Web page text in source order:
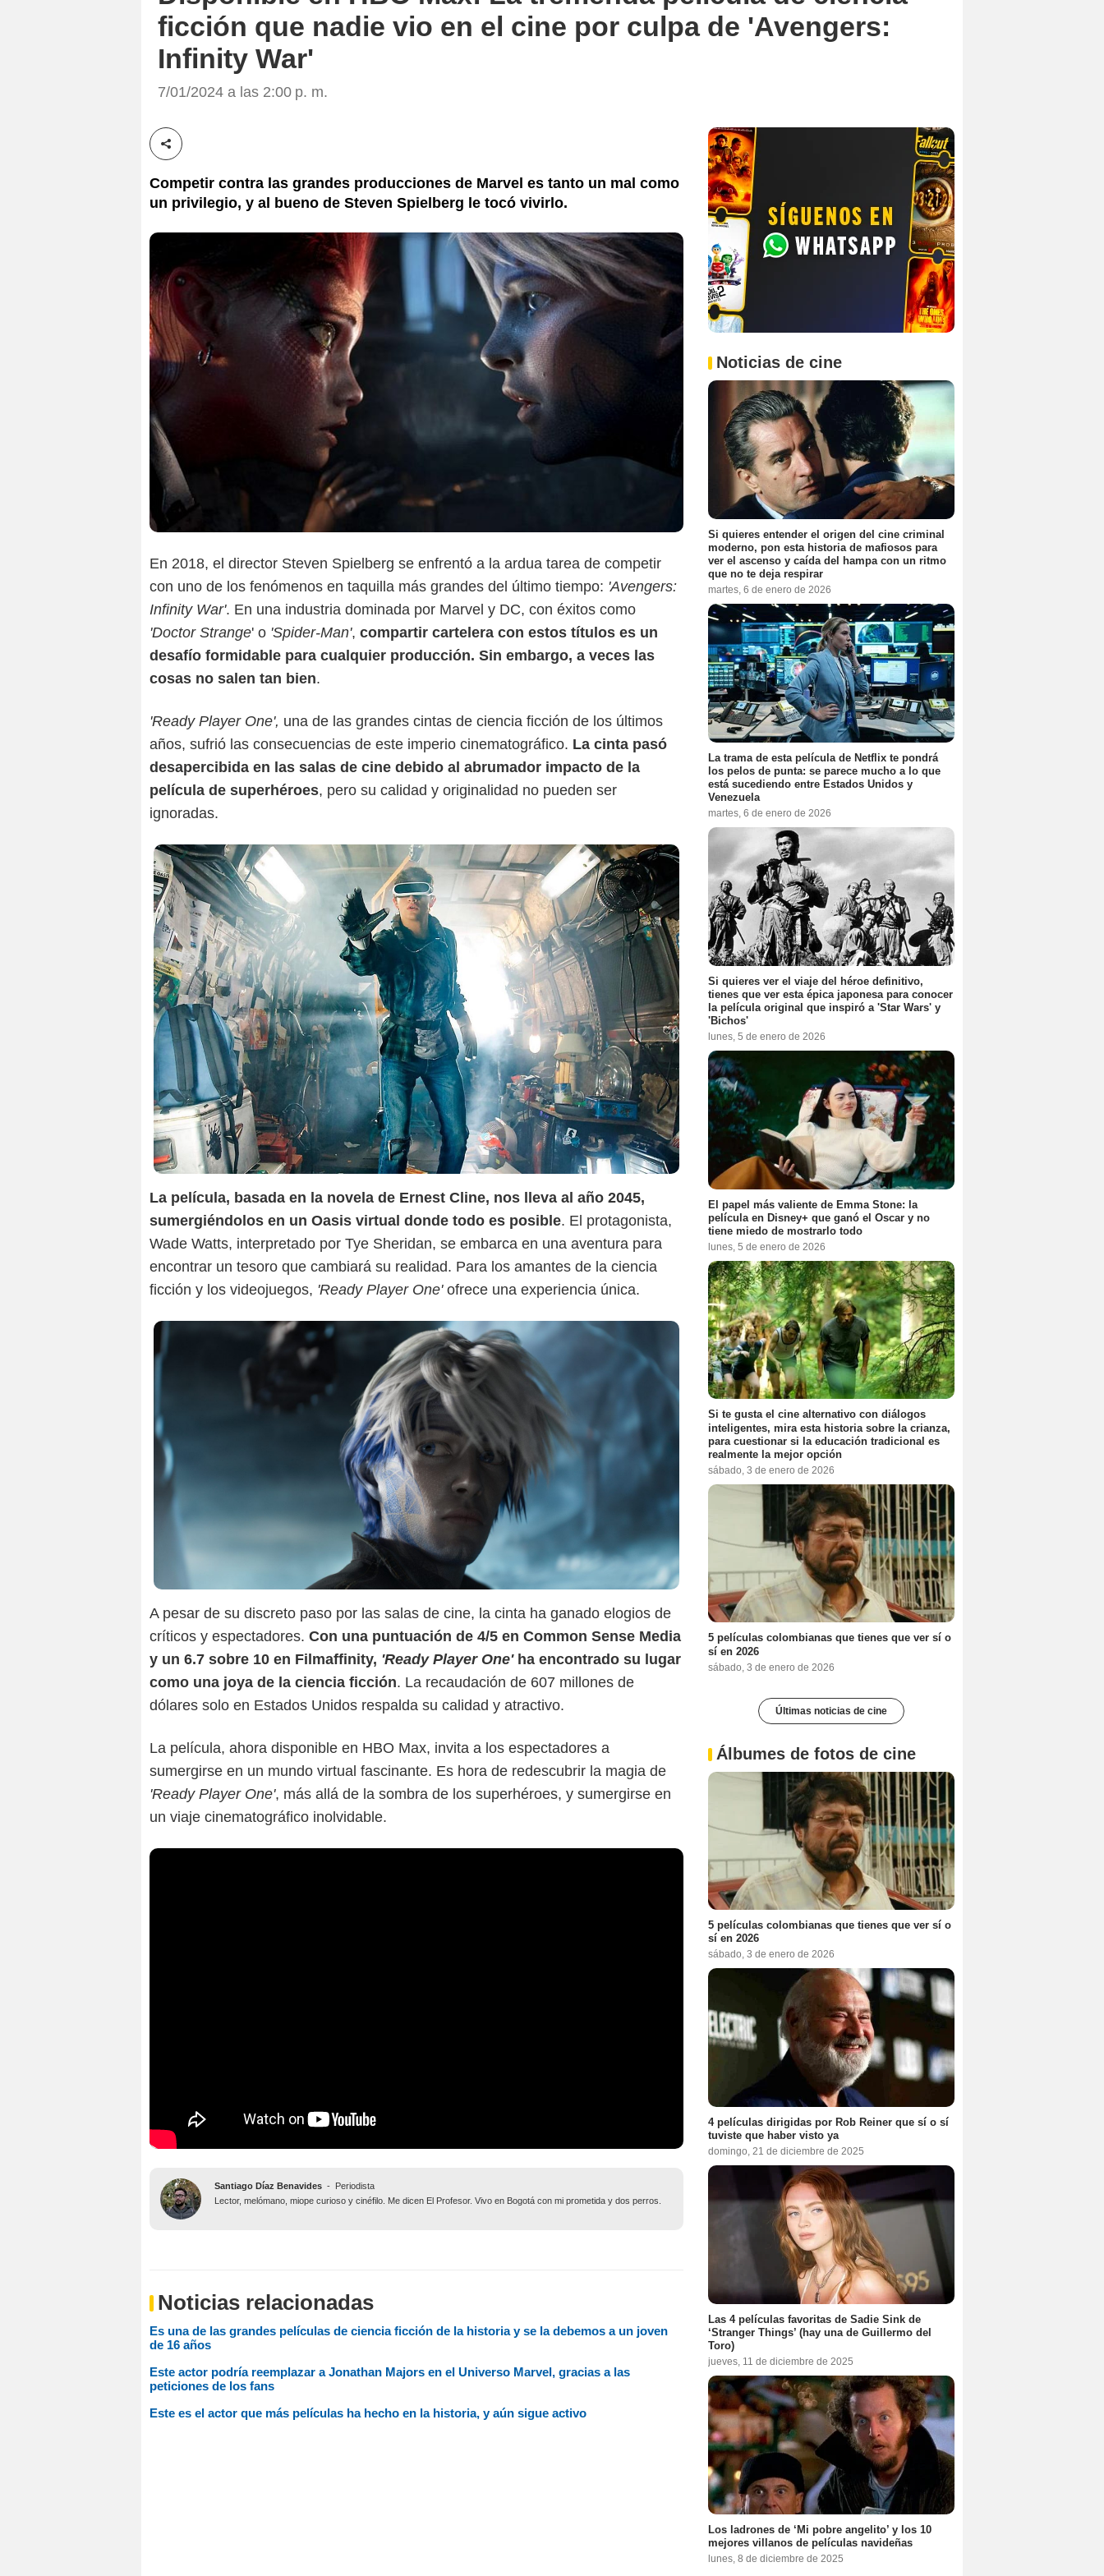
ficción que nadie vio en el cine por culpa de 'Avengers:
Infinity War'
7/01/2024 a las 2:00 p. m.
Compartir esta noticia
Competir contra las grandes producciones de Marvel es tanto un mal como
un privilegio, y al bueno de Steven Spielberg le tocó vivirlo.
En 2018, el director Steven Spielberg se enfrentó a la ardua tarea de competir
con uno de los fenómenos en taquilla más grandes del último tiempo: 'Avengers:
Infinity War'. En una industria dominada por Marvel y DC, con éxitos como
'Doctor Strange' o 'Spider-Man', compartir cartelera con estos títulos es un
desafío formidable para cualquier producción. Sin embargo, a veces las
cosas no salen tan bien.
'Ready Player One', una de las grandes cintas de ciencia ficción de los últimos
años, sufrió las consecuencias de este imperio cinematográfico. La cinta pasó
desapercibida en las salas de cine debido al abrumador impacto de la
película de superhéroes, pero su calidad y originalidad no pueden ser
ignoradas.
La película, basada en la novela de Ernest Cline, nos lleva al año 2045,
sumergiéndolos en un Oasis virtual donde todo es posible. El protagonista,
Wade Watts, interpretado por Tye Sheridan, se embarca en una aventura para
encontrar un tesoro que cambiará su realidad. Para los amantes de la ciencia
ficción y los videojuegos, 'Ready Player One'ofrece una experiencia única.
HBO Max
A pesar de su discreto paso por las salas de cine, la cinta ha ganado elogios de
críticos y espectadores. Con una puntuación de 4/5 en Common Sense Media
y un 6.7 sobre 10 en Filmaffinity, 'Ready Player One'ha encontrado su lugar
como una joya de la ciencia ficción. La recaudación de 607 millones de
dólares solo en Estados Unidos respalda su calidad y atractivo.
La película, ahora disponible en HBO Max, invita a los espectadores a
sumergirse en un mundo virtual fascinante. Es hora de redescubrir la magia de
'Ready Player One', más allá de la sombra de los superhéroes, y sumergirse en
un viaje cinematográfico inolvidable.
Santiago Díaz Benavides -
Periodista
Lector, melómano, miope curioso y cinéfilo. Me dicen El Profesor. Vivo en Bogotá con mi prometida y dos perros.
Noticias relacionadas
Es una de las grandes películas de ciencia ficción de la historia y se la debemos a un joven
de 16 años
Este actor podría reemplazar a Jonathan Majors en el Universo Marvel, gracias a las
peticiones de los fans
Este es el actor que más películas ha hecho en la historia, y aún sigue activo
Noticias de cine
Si quieres entender el origen del cine criminal
moderno, pon esta historia de mafiosos para
ver el ascenso y caída del hampa con un ritmo
que no te deja respirar
martes, 6 de enero de 2026
La trama de esta película de Netflix te pondrá
los pelos de punta: se parece mucho a lo que
está sucediendo entre Estados Unidos y
Venezuela
martes, 6 de enero de 2026
Si quieres ver el viaje del héroe definitivo,
tienes que ver esta épica japonesa para conocer
la película original que inspiró a 'Star Wars' y
'Bichos'
lunes, 5 de enero de 2026
El papel más valiente de Emma Stone: la
película en Disney+ que ganó el Oscar y no
tiene miedo de mostrarlo todo
lunes, 5 de enero de 2026
Si te gusta el cine alternativo con diálogos
inteligentes, mira esta historia sobre la crianza,
para cuestionar si la educación tradicional es
realmente la mejor opción
sábado, 3 de enero de 2026
5 películas colombianas que tienes que ver sí o
sí en 2026
sábado, 3 de enero de 2026
Últimas noticias de cine
Álbumes de fotos de cine
5 películas colombianas que tienes que ver sí o
sí en 2026
sábado, 3 de enero de 2026
4 películas dirigidas por Rob Reiner que sí o sí
tuviste que haber visto ya
domingo, 21 de diciembre de 2025
Las 4 películas favoritas de Sadie Sink de
‘Stranger Things’ (hay una de Guillermo del
Toro)
jueves, 11 de diciembre de 2025
Los ladrones de ‘Mi pobre angelito’ y los 10
mejores villanos de películas navideñas
lunes, 8 de diciembre de 2025